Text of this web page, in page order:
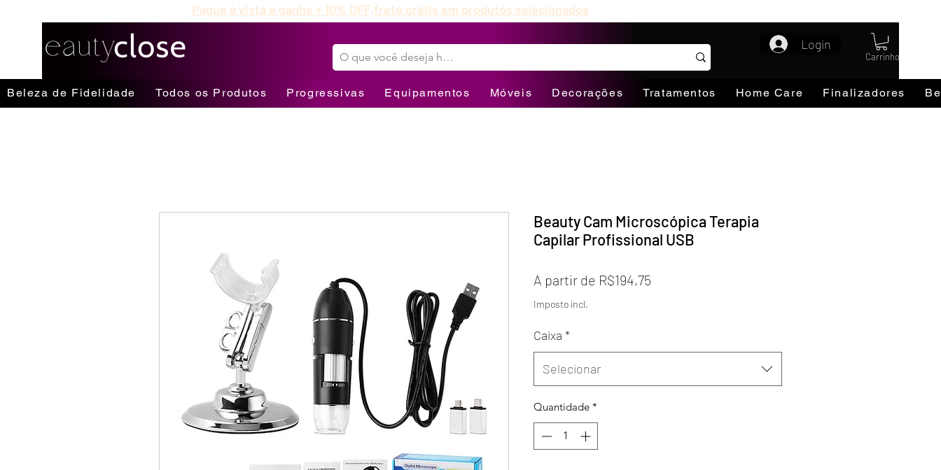
Pague à vista e ganhe + 10% OFF,
Login
Carrinho
Beleza de Fidelidade Todos os Produtos Progressivas Equipamentos Móveis Decorações Tratamentos Home Care Finalizadores
frete grátis em produtos selecionados
Beauty Cam Microscópica Terapia
Capilar Profissional USB
A partir de R$194,75
Imposto incl.
Caixa *
Selecionar
Quantidade *